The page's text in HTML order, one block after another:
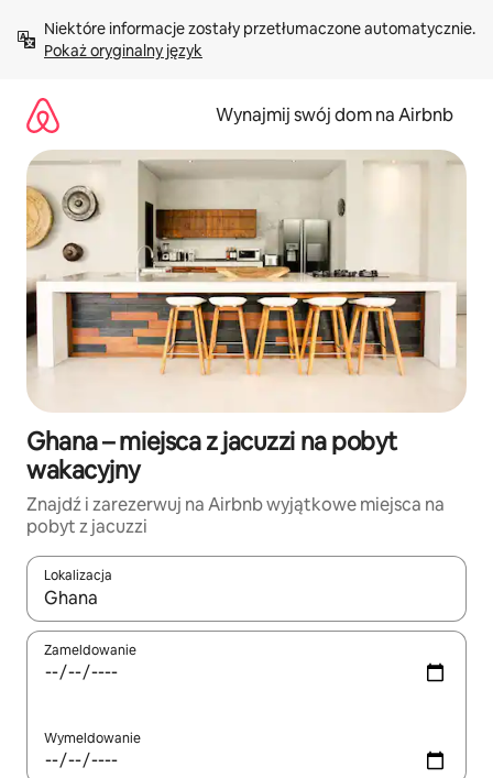
treści Pokaż oryginalny język
Wynajmij swój dom na Airbnb
Ghana – miejsca z jacuzzi na pobyt
wakacyjny
Znajdź i zarezerwuj na Airbnb wyjątkowe miejsca na
pobyt z jacuzzi
Lokalizacja
Gdy wyniki będą dostępne, możesz poruszać się po nich za
Zameldowanie
Wymeldowanie